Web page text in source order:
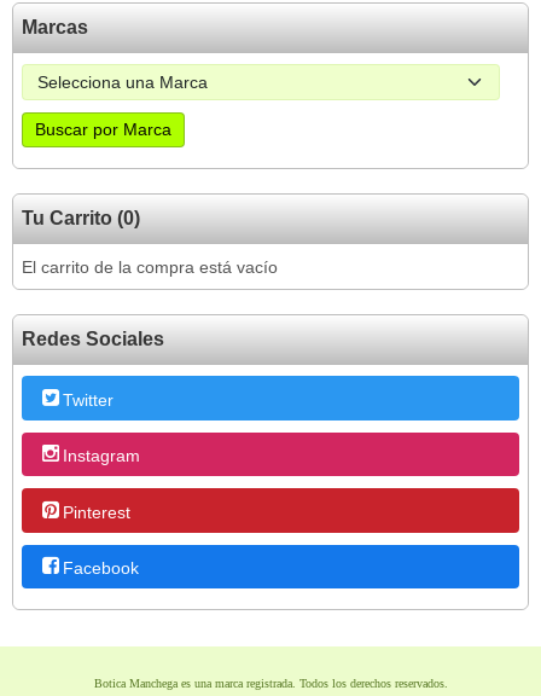
Marcas
Tu Carrito (0)
El carrito de la compra está vacío
Redes Sociales
Twitter
Instagram
Pinterest
Facebook
Botica Manchega es una marca registrada. Todos los derechos reservados.